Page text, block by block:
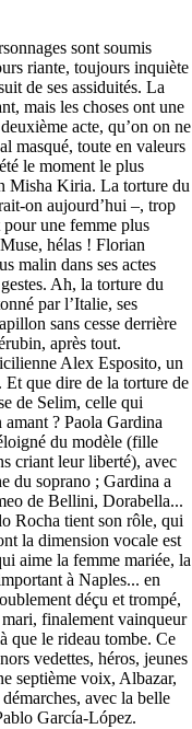
sont soumis
riante, toujours inquiète
de ses assiduités. La
mais les choses ont une
acte, qu’on on ne
masqué, toute en valeurs
le moment le plus
Misha Kiria. La torture du
aujourd’hui –, trop
une femme plus
hélas ! Florian
malin dans ses actes
Ah, la torture du
par l’Italie, ses
sans cesse derrière
après tout.
Alex Esposito, un
que dire de la torture de
de Selim, celle qui
amant ? Paola Gardina
du modèle (fille
criant leur liberté), avec
du soprano ; Gardina a
de Bellini, Dorabella...
Rocha tient son rôle, qui
la dimension vocale est
aime la femme mariée, la
à Naples... en
déçu et trompé,
finalement vainqueur
que le rideau tombe. Ce
vedettes, héros, jeunes
septième voix, Albazar,
avec la belle
García‑López.